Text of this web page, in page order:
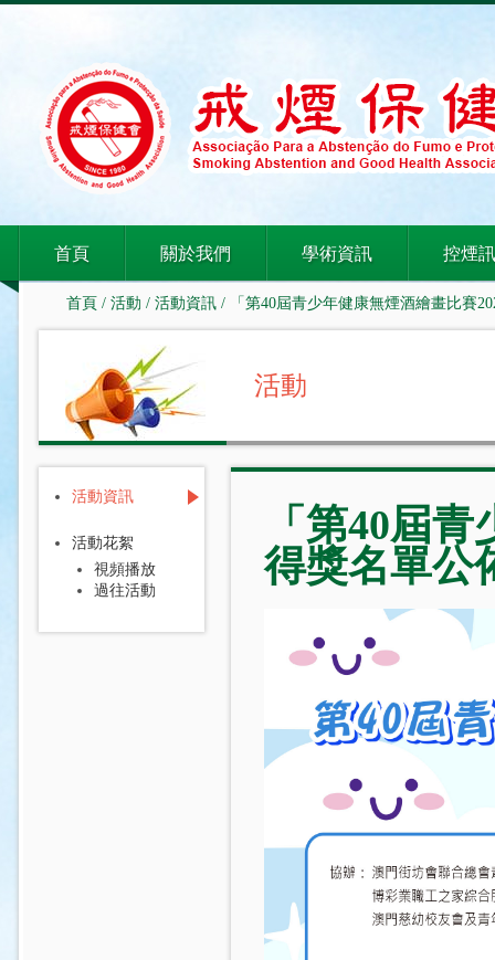
首頁 關於我們 學術資訊 控煙
首頁 / 活動 / 活動資訊/ 「第40屆青少年健康無煙酒繪畫比賽
活動
活動資訊
活動花絮
視頻播放
過往活動
「第40屆
得獎名單公